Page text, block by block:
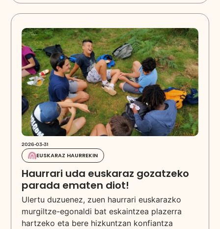
2026-03-31
EUSKARAZ HAURREKIN
Haurrari uda euskaraz gozatzeko
parada ematen diot!
Ulertu duzuenez, zuen haurrari euskarazko
murgiltze-egonaldi bat eskaintzea plazerra
hartzeko eta bere hizkuntzan konfiantza